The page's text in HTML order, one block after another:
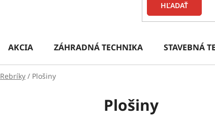
HĽADAŤ
AKCIA ZÁHRADNÁ TECHNIKA STAVEBNÁ
Rebríky / Plošiny
Plošiny